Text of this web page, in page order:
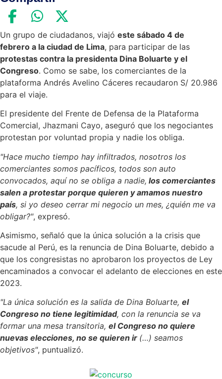
Un grupo de ciudadanos, viajó este sábado 4 de
febrero a la ciudad de Lima, para participar de las
protestas contra la presidenta Dina Boluarte y el
Congreso. Como se sabe, los comerciantes de la
plataforma Andrés Avelino Cáceres recaudaron S/ 20.986
para el viaje.
El presidente del Frente de Defensa de la Plataforma
Comercial, Jhazmani Cayo, aseguró que los negociantes
protestan por voluntad propia y nadie los obliga.
"Hace mucho tiempo hay infiltrados, nosotros los
comerciantes somos pacíficos, todos son auto
convocados, aquí no se obliga a nadie, los comerciantes
salen a protestar porque quieren y amamos nuestro
país, si yo deseo cerrar mi negocio un mes, ¿quién me va
obligar?", expresó.
Asimismo, señaló que la única solución a la crisis que
sacude al Perú, es la renuncia de Dina Boluarte, debido a
que los congresistas no aprobaron los proyectos de Ley
encaminados a convocar el adelanto de elecciones en este
2023.
"La única solución es la salida de Dina Boluarte, el
Congreso no tiene legitimidad, con la renuncia se va
formar una mesa transitoria, el Congreso no quiere
nuevas elecciones, no se quieren ir (…) seamos
objetivos", puntualizó.